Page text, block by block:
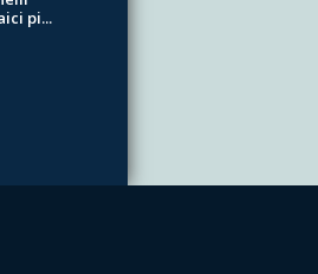
pi...